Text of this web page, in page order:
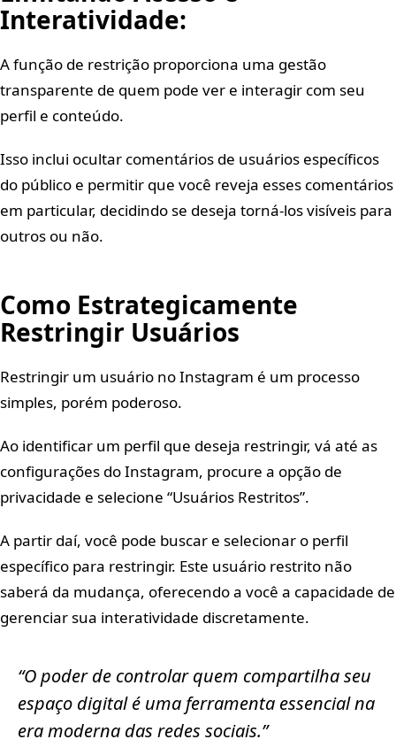
Interatividade:
A função de restrição proporciona uma gestão
transparente de quem pode ver e interagir com seu
perfil e conteúdo.
Isso inclui ocultar comentários de usuários específicos
do público e permitir que você reveja esses comentários
em particular, decidindo se deseja torná-los visíveis para
outros ou não.
Como Estrategicamente
Restringir Usuários
Restringir um usuário no Instagram é um processo
simples, porém poderoso.
Ao identificar um perfil que deseja restringir, vá até as
configurações do Instagram, procure a opção de
privacidade e selecione “Usuários Restritos”.
A partir daí, você pode buscar e selecionar o perfil
específico para restringir. Este usuário restrito não
saberá da mudança, oferecendo a você a capacidade de
gerenciar sua interatividade discretamente.
“O poder de controlar quem compartilha seu
espaço digital é uma ferramenta essencial na
era moderna das redes sociais.”